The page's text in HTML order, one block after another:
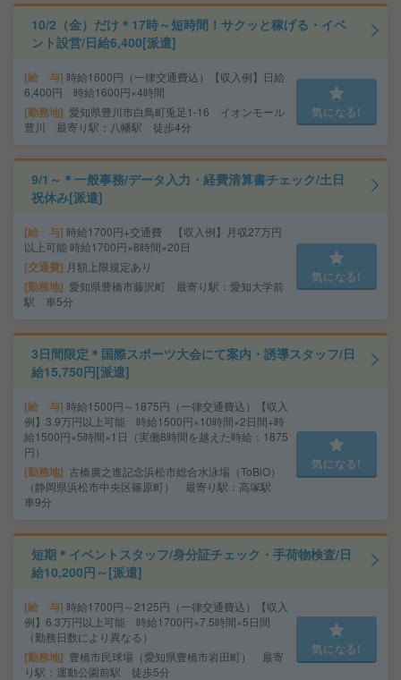
10/2（金）だけ＊17時～短時間！サクッと稼げる・イベ
ント設営/日給6,400[派遣]
給 与 時給1600円（一律交通費込）【収入例】日給
6,400円 時給1600円×4時間
勤務地 愛知県豊川市白鳥町兎足1-16 イオンモール
豊川 最寄り駅：八幡駅 徒歩4分
気になる!
9/1～＊一般事務/データ入力・経費清算書チェック/土日
祝休み[派遣]
給 与 時給1700円+交通費 【収入例】月収27万円
以上可能 時給1700円×8時間×20日
交通費 月額上限規定あり
勤務地 愛知県豊橋市藤沢町 最寄り駅：愛知大学前
駅 車5分
気になる!
3日間限定＊国際スポーツ大会にて案内・誘導スタッフ/日
給15,750円[派遣]
給 与 時給1500円～1875円（一律交通費込）【収入
例】3.9万円以上可能 時給1500円×10時間×2日間+時
給1500円×5時間×1日（実働8時間を越えた時給：1875
円）
勤務地
古橋廣之進記念浜松市総合水泳場（ToBiO）
（静岡県浜松市中央区篠原町） 最寄り駅：高塚駅
車9分
気になる!
短期＊イベントスタッフ/身分証チェック・手荷物検査/日
給10,200円～[派遣]
給 与 時給1700円～2125円（一律交通費込）【収入
例】6.3万円以上可能 時給1700円×7.5時間×5日間
（勤務日数により異なる）
勤務地
豊橋市民球場（愛知県豊橋市岩田町） 最寄
り駅：運動公園前駅 徒歩5分
気になる!